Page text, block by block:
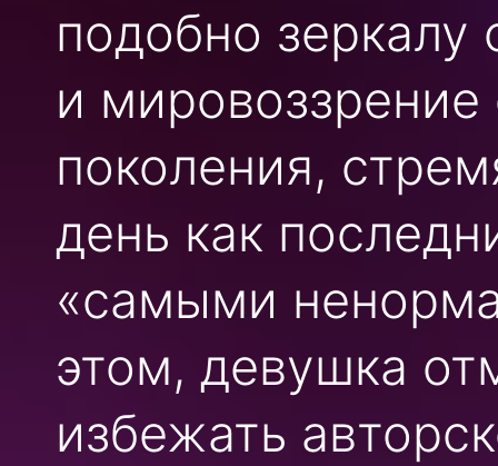
подобно
и
поколения,
день как
«самыми
этом, девушка
избежать